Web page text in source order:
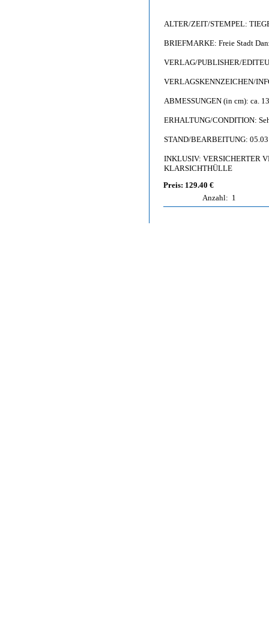
ALTER/ZEIT/STEMPEL:
BRIEFMARKE: Freie Stadt
VERLAG/PUBLISHER/
VERLAGSKENNZEICHEN/
ABMESSUNGEN (in cm): ca.
ERHALTUNG/CONDITION:
STAND/BEARBEITUNG:
INKLUSIV: VERSICHERTER
KLARSICHTHÜLLE
Preis: 129.40 €
Anzahl: 1